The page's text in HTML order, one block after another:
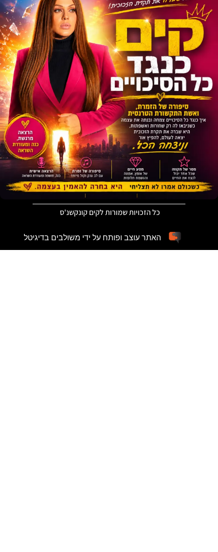
כל הזכויות שמורות לקים קונקשנ'ס
האתר עוצב ופותח על ידי משולבים בדיגיטל